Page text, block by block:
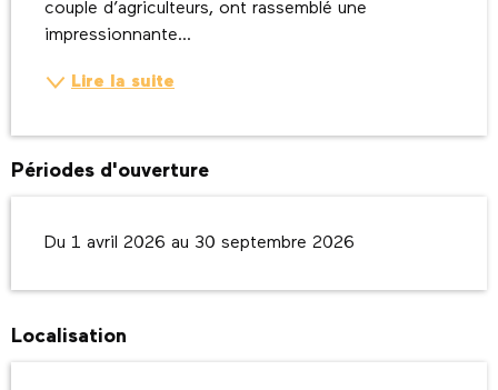
couple d’agriculteurs, ont rassemblé une
impressionnante...
Lire la suite
Périodes d'ouverture
Du 1 avril 2026 au 30 septembre 2026
Localisation